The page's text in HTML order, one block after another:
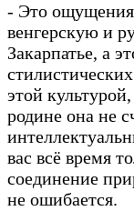
- Это ощущения
венгерскую и
Закарпатье, а
этой
родине она не
вас всё время
соединение
не ошибается.